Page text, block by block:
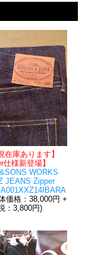
在庫あります】
仕様新登場】
WORKS
JEANS Zipper
A001XXZ14IBARA
価格：38,000円 +
：3,800円)